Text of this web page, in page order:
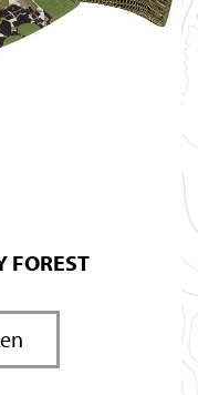
FOREST